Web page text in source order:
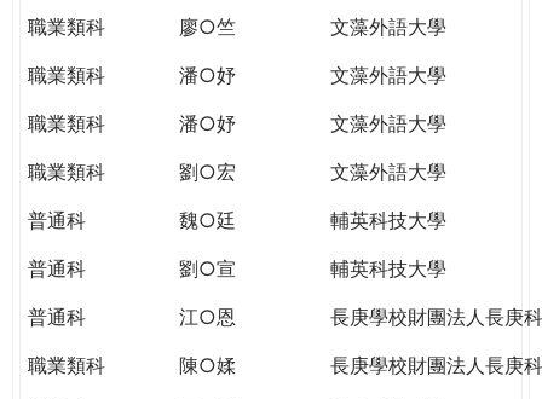
職業類科 廖○竺
文藻外語大學
職業類科
潘○妤
文藻外語大學
職業類科
潘○妤
文藻外語大學
職業類科
劉○宏
文藻外語大學
普通科
魏○廷
輔英科技大學
普通科
劉○宣
輔英科技大學
普通科
江○恩
長庚學校財團法人長庚
職業類科
陳○媃
長庚學校財團法人長庚